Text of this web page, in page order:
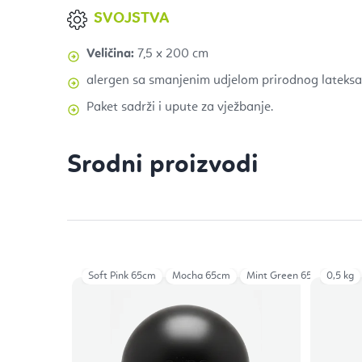
SVOJSTVA
Veličina: 7,5 x 200 cm
alergen sa smanjenim udjelom prirodnog lateksa
Paket sadrži i upute za vježbanje.
Srodni proizvodi
Soft Pink 65cm Mocha 65cm Mint Green 65cm 0,5 kg